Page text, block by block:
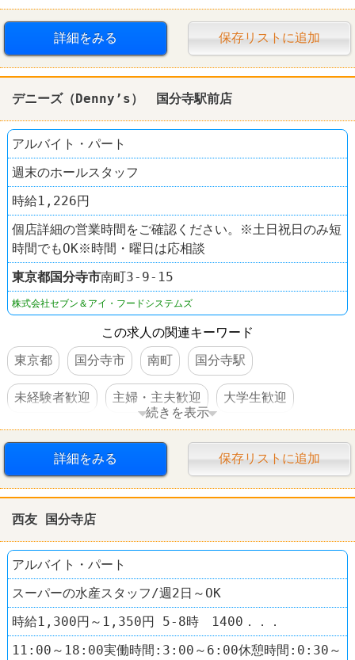
交通費支給 社員登用あり 駅チカ スーパー
詳細をみる 保存リストに追加
デニーズ（Denny’s） 国分寺駅前店
アルバイト・パート
週末のホールスタッフ
時給1,226円
個店詳細の営業時間をご確認ください。※土日祝日のみ短
時間でもOK※時間・曜日は応相談
東京都国分寺市南町3-9-15
株式会社セブン＆アイ・フードシステムズ
この求人の関連キーワード
東京都
国分寺市 南町 国分寺駅
未経験者歓迎 主婦・主夫歓迎 大学生歓迎
高校生OK 交通費支給 制服あり 社員登用あり
ファミレス
デニーズ（Denny’s）
続きを表示
詳細をみる 保存リストに追加
西友 国分寺店
アルバイト・パート
スーパーの水産スタッフ/週2日～OK
時給1,300円～1,350円 5-8時 1400．．．
11:00～18:00実働時間:3:00～6:00休憩時間:0:30～